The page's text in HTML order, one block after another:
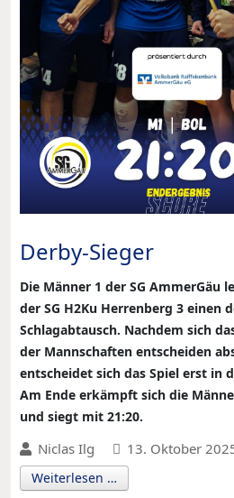
Derby-Sieger
Die Männer 1 der SG AmmerGäu
der SG H2Ku Herrenberg 3 einen
Schlagabtausch. Nachdem sich
der Mannschaften entscheiden
entscheidet sich das Spiel erst in
Am Ende erkämpft sich die
und siegt mit 21:20.
Niclas Ilg 13. Oktober
Weiterlesen …